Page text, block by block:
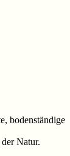
bodenständige
Natur.